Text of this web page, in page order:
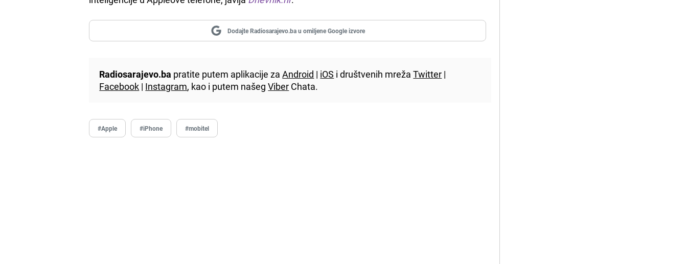
Dodajte Radiosarajevo.ba u omiljene Google izvore
Radiosarajevo.ba pratite putem aplikacije zaAndroid | iOS i društvenih mrežaTwitter |
Facebook | Instagram, kao i putem našegViber Chata.
#Apple #iPhone #mobitel